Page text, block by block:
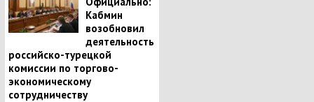
Кабмин
возобновил
деятельность
российско-турецкой
комиссии по торгово-
экономическому
сотрудничеству